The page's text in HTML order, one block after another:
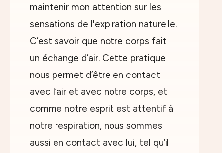
maintenir mon attention sur les
sensations de l'expiration naturelle.
C’est savoir que notre corps fait
un échange d’air. Cette pratique
nous permet d’être en contact
avec l’air et avec notre corps, et
comme notre esprit est attentif à
notre respiration, nous sommes
aussi en contact avec lui, tel qu’il